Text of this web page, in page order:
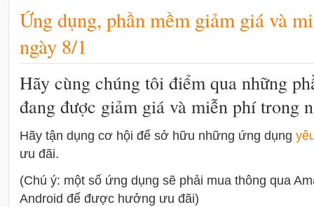
Ứng dụng, phần mềm giảm giá và
ngày 8/1
Hãy cùng chúng tôi điểm qua những
đang được giảm giá và miễn phí trong
Hãy tận dụng cơ hội để sở hữu những ứng dụng
ưu đãi.
(Chú ý: một số ứng dụng sẽ phải mua thông qua
Android để được hưởng ưu đãi)